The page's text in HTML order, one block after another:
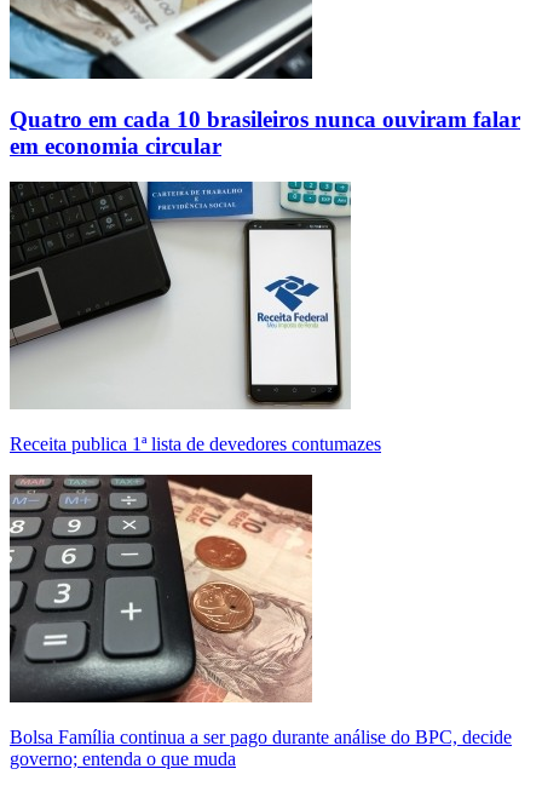
Quatro em cada 10 brasileiros nunca ouviram falar
em economia circular
Receita publica 1ª lista de devedores contumazes
Bolsa Família continua a ser pago durante análise do BPC, decide
governo; entenda o que muda